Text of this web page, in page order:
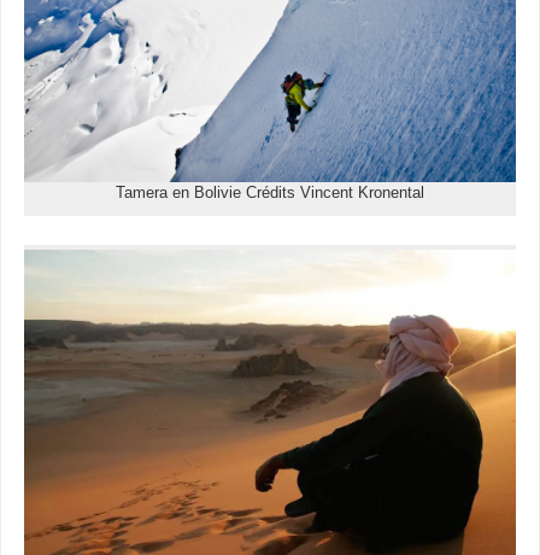
Tamera en Bolivie Crédits Vincent Kronental